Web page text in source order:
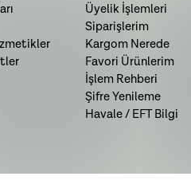
Üyelik İşlemleri
Siparişlerim
Kargom Nerede
Favori Ürünlerim
İşlem Rehberi
Şifre Yenileme
Havale / EFT Bilgi